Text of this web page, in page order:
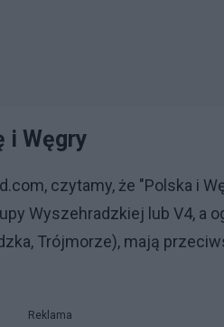
i Węgry
czytamy, że "Polska i
Wyszehradzkiej lub V4, a
Trójmorze), mają
Reklama